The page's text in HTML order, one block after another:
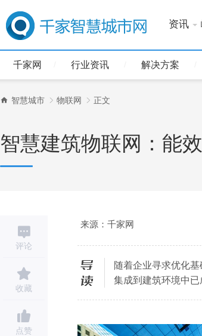
资讯
千家网 行业资讯 解决方案
智慧城市 物联网 正文
智慧建筑物联网：能
评论
收藏
点赞
来源：千家网
导读
随着企业寻求优化
集成到建筑环境中已